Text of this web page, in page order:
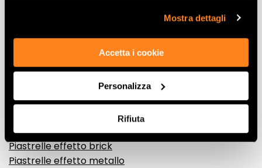
Mostra dettagli
Accetta i cookie
Personalizza
Rifiuta
Gres porcellanato effetto marmo
Gres porcellanato effetto legno
Gres porcellanato effetto pietra
Gres porcellanato effetto resina e cemento
Piastrelle decorative
Piastrelle effetto brick
Piastrelle effetto metallo